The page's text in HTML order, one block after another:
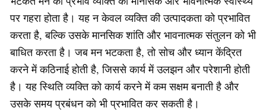
पर गहरा होता है। यह न केवल व्यक्ति की उत्पादकता को प्रभावित
करता है, बल्कि उसके मानसिक शांति और भावनात्मक संतुलन को भी
बाधित करता है। जब मन भटकता है, तो सोच और ध्यान केंद्रित
करने में कठिनाई होती है, जिससे कार्य में उलझन और परेशानी होती
है। यह स्थिति व्यक्ति को कार्य करने में कम सक्षम बनाती है और
उसके समय प्रबंधन को भी प्रभावित कर सकती है।